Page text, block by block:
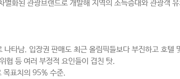
화된 관광브랜드로 개발해 지역의 소득증대와 관광객
타남. 입장권 판매도 최근 올림픽들보다 부진하고 호텔
협 등 여러 부정적 요인들이 겹친 탓.
표치의 95% 수준.